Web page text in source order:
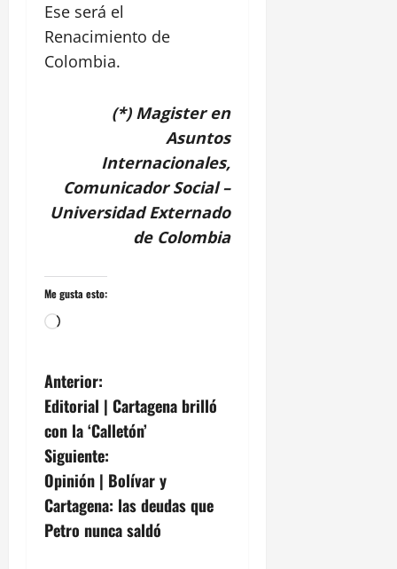
Ese será el
Renacimiento de
Colombia.
(*) Magister en
Asuntos
Internacionales,
Comunicador Social –
Universidad Externado
de Colombia
Me gusta esto:
Cargando...
N
a
v
e
g
Anterior:
Editorial | Cartagena brilló
con la ‘Calletón’
Siguiente:
Opinión | Bolívar y
Cartagena: las deudas que
Petro nunca saldó